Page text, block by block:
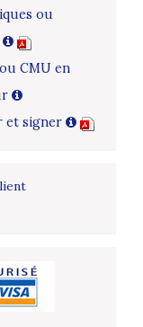
ou
CMU en
et signer